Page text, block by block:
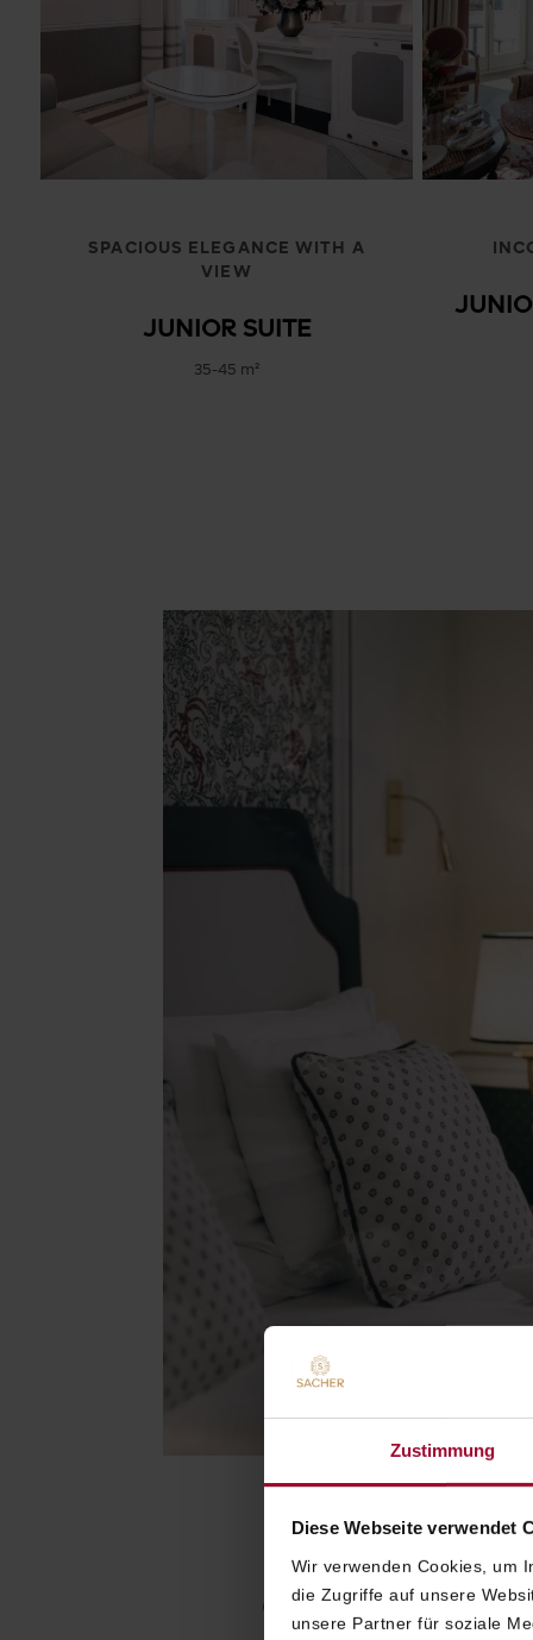
Zustimmung
Diese Webseite verwendet
Wir verwenden Cookies, um
die Zugriffe auf unsere
unsere Partner für soziale
SPACIOUS ELEGANCE WITH A
VIEW
JUNIOR SUITE
35-45 m²
The Sacher